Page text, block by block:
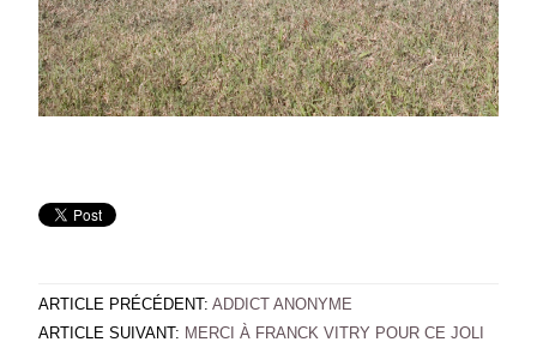
ARTICLE PRÉCÉDENT: ADDICT ANONYME
ARTICLE SUIVANT: MERCI À FRANCK VITRY POUR CE JOLI